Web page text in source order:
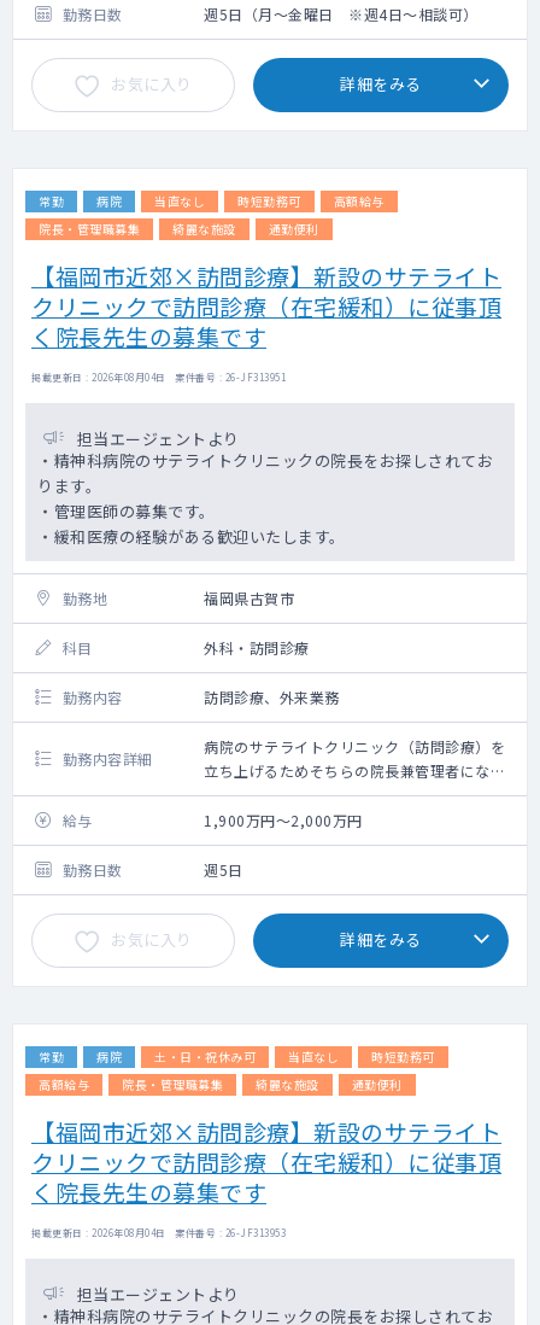
・74床を3～4名で担当予定
介護施設関係）
・特養29床・84床、グループホーム18床
・特養嘱託医・グループホーム訪問診療
月2回、施設に訪問し健康管理・診察を行う
（15～25名※予定）
・北九州市がん健診登録医療機関、特定健
診 従事者講習会受講（必須）
特定健診 年度ごとに左記5項目を常勤医師で
分担して受講
・各種書類作成（主治医意見書、各種診断
書等）
・院内会議、委員会出席
医事薬事審議会 第3木曜日13:00
～13:20
診療録管理委員会 第3金曜日
17:30～15分程度
医局会 毎週金曜日13:00～13:30（入院
勤務日数 週5日（月～金曜日 ※週4日～相談可）
お気に入り 詳細をみる
常勤 病院 当直なし 時短勤務可
高額給与
院長・管理職募集
綺麗な施設 通勤便利
【福岡市近郊×訪問診療】新設のサテライト
クリニックで訪問診療（在宅緩和）に従事頂
く院長先生の募集です
掲載更新日 : 2026年08月04日 案件番号 : 26-JF313951
担当エージェントより
・精神科病院のサテライトクリニックの院長をお探しされてお
ります。
・管理医師の募集です。
・緩和医療の経験がある歓迎いたします。
勤務地 福岡県古賀市
科目 外科・訪問診療
勤務内容 訪問診療、外来業務
勤務内容詳細
病院のサテライトクリニック（訪問診療）を
立ち上げるためそちらの院長兼管理者になっ
ていただける方を探しております。
給与
1,900万円～2,000万円
勤務日数 週5日
お気に入り 詳細をみる
常勤 病院 土・日・祝休み可 当直なし
時短勤務可
高額給与
院長・管理職募集 綺麗な施設 通勤便利
【福岡市近郊×訪問診療】新設のサテライト
クリニックで訪問診療（在宅緩和）に従事頂
く院長先生の募集です
掲載更新日 : 2026年08月04日 案件番号 : 26-JF313953
担当エージェントより
・精神科病院のサテライトクリニックの院長をお探しされてお